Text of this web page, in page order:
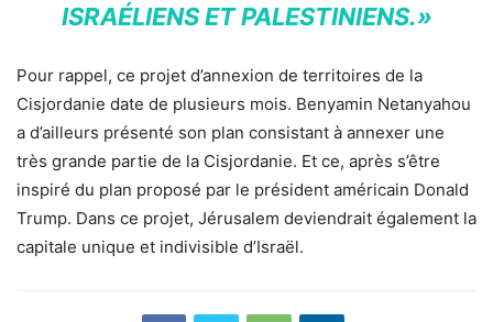
ISRAÉLIENS ET PALESTINIENS.»
Pour rappel, ce projet d’annexion de territoires de la
Cisjordanie date de plusieurs mois. Benyamin Netanyahou
a d’ailleurs présenté son plan consistant à annexer une
très grande partie de la Cisjordanie. Et ce, après s’être
inspiré du plan proposé par le président américain Donald
Trump. Dans ce projet, Jérusalem deviendrait également la
capitale unique et indivisible d’Israël.